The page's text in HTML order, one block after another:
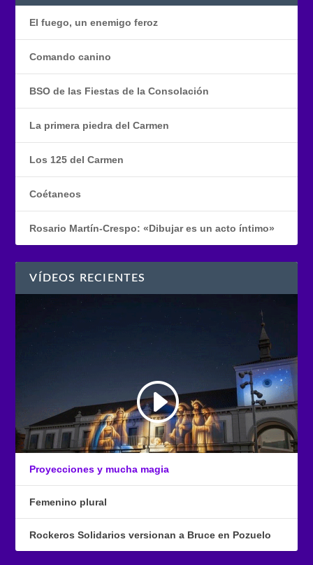
El fuego, un enemigo feroz
Comando canino
BSO de las Fiestas de la Consolación
La primera piedra del Carmen
Los 125 del Carmen
Coétaneos
Rosario Martín-Crespo: «Dibujar es un acto íntimo»
VÍDEOS RECIENTES
Proyecciones y mucha magia
Femenino plural
Rockeros Solidarios versionan a Bruce en Pozuelo